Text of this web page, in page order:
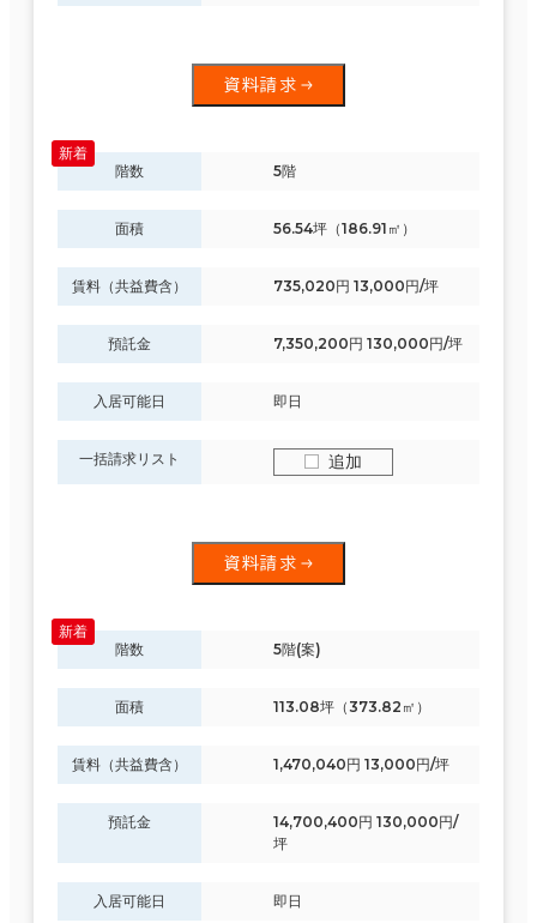
資料請求
階数 5階
面積 56.54坪（186.91㎡）
賃料（共益費含） 735,020円 13,000円/坪
預託金 7,350,200円 130,000円/坪
入居可能日 即日
一括請求リスト 追加
資料請求
階数 5階(案)
面積 113.08坪（373.82㎡）
賃料（共益費含） 1,470,040円 13,000円/坪
預託金
14,700,400円 130,000円/
坪
入居可能日 即日